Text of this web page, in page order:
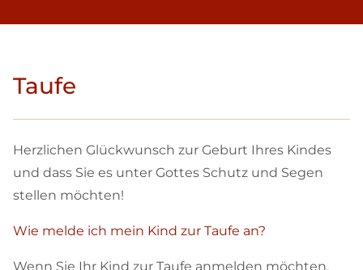
Taufe
Herzlichen Glückwunsch zur Geburt Ihres Kindes
und dass Sie es unter Gottes Schutz und Segen
stellen möchten!
Wie melde ich mein Kind zur Taufe an?
Wenn Sie Ihr Kind zur Taufe anmelden möchten,